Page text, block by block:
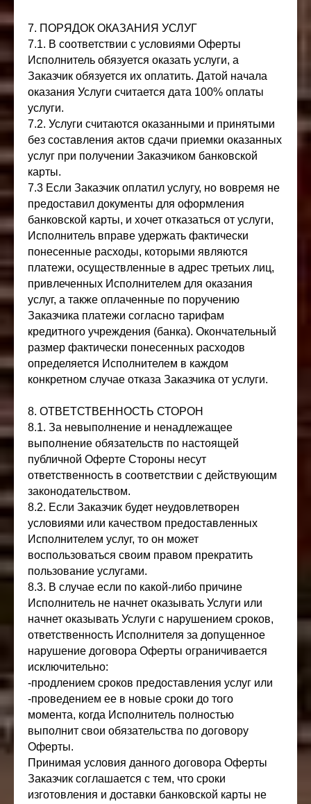
7. ПОРЯДОК ОКАЗАНИЯ УСЛУГ
7.1. В соответствии с условиями Оферты
Исполнитель обязуется оказать услуги, а
Заказчик обязуется их оплатить. Датой начала
оказания Услуги считается дата 100% оплаты
услуги.
7.2. Услуги считаются оказанными и принятыми
без составления актов сдачи приемки оказанных
услуг при получении Заказчиком банковской
карты.
7.3 Если Заказчик оплатил услугу, но вовремя не
предоставил документы для оформления
банковской карты, и хочет отказаться от услуги,
Исполнитель вправе удержать фактически
понесенные расходы, которыми являются
платежи, осуществленные в адрес третьих лиц,
привлеченных Исполнителем для оказания
услуг, а также оплаченные по поручению
Заказчика платежи согласно тарифам
кредитного учреждения (банка). Окончательный
размер фактически понесенных расходов
определяется Исполнителем в каждом
конкретном случае отказа Заказчика от услуги.
8. ОТВЕТСТВЕННОСТЬ СТОРОН
8.1. За невыполнение и ненадлежащее
выполнение обязательств по настоящей
публичной Оферте Стороны несут
ответственность в соответствии с действующим
законодательством.
8.2. Если Заказчик будет неудовлетворен
условиями или качеством предоставленных
Исполнителем услуг, то он может
воспользоваться своим правом прекратить
пользование услугами.
8.3. В случае если по какой-либо причине
Исполнитель не начнет оказывать Услуги или
начнет оказывать Услуги с нарушением сроков,
ответственность Исполнителя за допущенное
нарушение договора Оферты ограничивается
исключительно:
-продлением сроков предоставления услуг или
-проведением ее в новые сроки до того
момента, когда Исполнитель полностью
выполнит свои обязательства по договору
Оферты.
Принимая условия данного договора Оферты
Заказчик соглашается с тем, что сроки
изготовления и доставки банковской карты не